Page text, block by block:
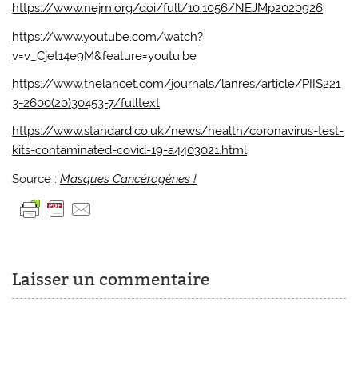
https://www.nejm.org/doi/full/10.1056/NEJMp2020926
https://www.youtube.com/watch?
v=v_Cjet14e9M&feature=youtu.be
https://www.thelancet.com/journals/lanres/article/PIIS221
3-2600(20)30453-7/fulltext
https://www.standard.co.uk/news/health/coronavirus-test-
kits-contaminated-covid-19-a4403021.html
Source :Masques Cancérogènes !
Laisser un commentaire